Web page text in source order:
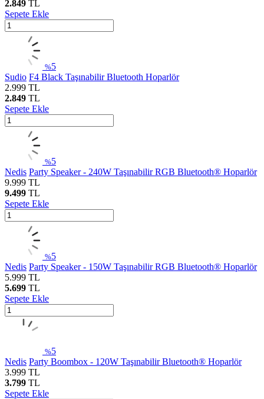
2.849 TL
Sepete Ekle
%5
Sudio F4 Black Taşınabilir Bluetooth Hoparlör
2.999 TL
2.849 TL
Sepete Ekle
%5
Nedis Party Speaker - 240W Taşınabilir RGB Bluetooth® Hoparlör
9.999 TL
9.499 TL
Sepete Ekle
%5
Nedis Party Speaker - 150W Taşınabilir RGB Bluetooth® Hoparlör
5.999 TL
5.699 TL
Sepete Ekle
%5
Nedis Party Boombox - 120W Taşınabilir Bluetooth® Hoparlör
3.999 TL
3.799 TL
Sepete Ekle